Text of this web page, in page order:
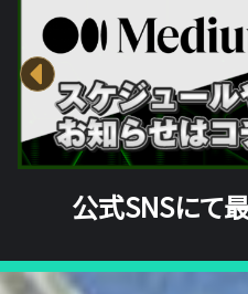
公式SNSにて